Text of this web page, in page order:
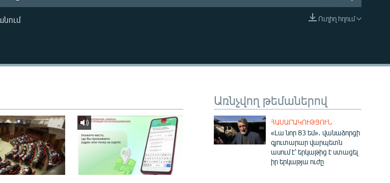
EMBED
Ուղիղ հղում
Առնչվող թեմաներով
ՀԱՍԱՐԱԿՈՒԹՅՈՒՆ
«Լա նոր 83 եմ»․ վանաձորցի
գյուտարար վարպետն
ասում է՝ երկաթից է ստացել
իր երկաթյա ուժը